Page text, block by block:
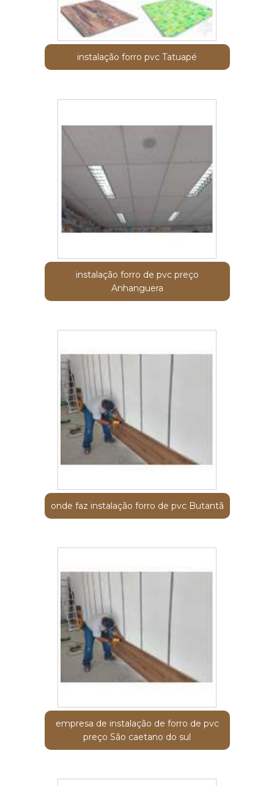
instalação forro pvc Tatuapé
instalação forro de pvc preço
Anhanguera
onde faz instalação forro de pvc Butantã
empresa de instalação de forro de pvc
preço São caetano do sul